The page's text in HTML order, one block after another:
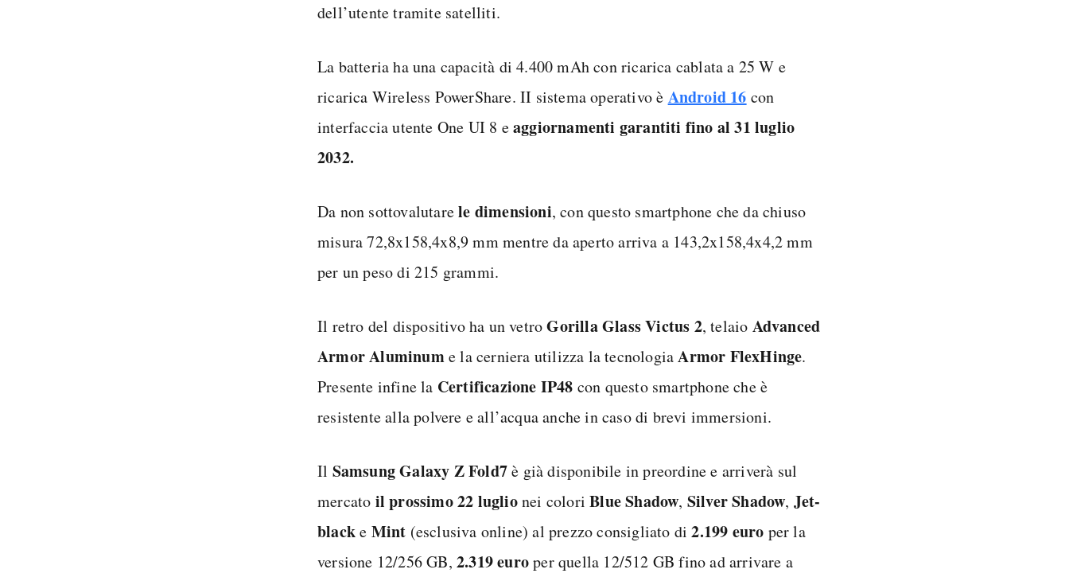
dell’utente tramite satelliti.
La batteria ha una capacità di 4.400 mAh con ricarica cablata a 25 W e
ricarica Wireless PowerShare. II sistema operativo è Android 16 con
interfaccia utente One UI 8 eaggiornamenti garantiti fino al 31 luglio
2032.
Da non sottovalutarele dimensioni, con questo smartphone che da chiuso
misura 72,8x158,4x8,9 mm mentre da aperto arriva a 143,2x158,4x4,2 mm
per un peso di 215 grammi.
Il retro del dispositivo ha un vetroGorilla Glass Victus 2, telaio Advanced
Armor Aluminume la cerniera utilizza la tecnologiaArmor FlexHinge.
Presente infine la Certificazione IP48 con questo smartphone che è
resistente alla polvere e all’acqua anche in caso di brevi immersioni.
Il Samsung Galaxy Z Fold7è già disponibile in preordine e arriverà sul
mercato il prossimo 22 luglionei coloriBlue Shadow, Silver Shadow, Jet-
blacke Mint (esclusiva online) al prezzo consigliato di2.199 euro per la
versione 12/256 GB, 2.319 europer quella 12/512 GB fino ad arrivare a